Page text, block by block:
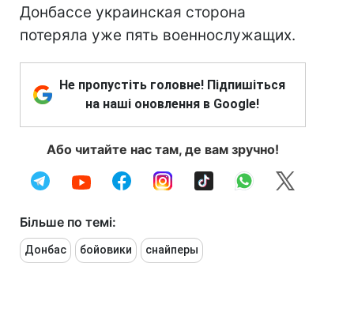
Донбассе украинская сторона
потеряла уже пять военнослужащих.
Не пропустіть головне! Підпишіться
на наші оновлення в Google!
Або читайте нас там, де вам зручно!
Більше по темі:
Донбас бойовики снайперы